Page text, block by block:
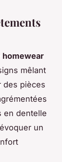
homewear
mêlant
des pièces
en dentelle
un